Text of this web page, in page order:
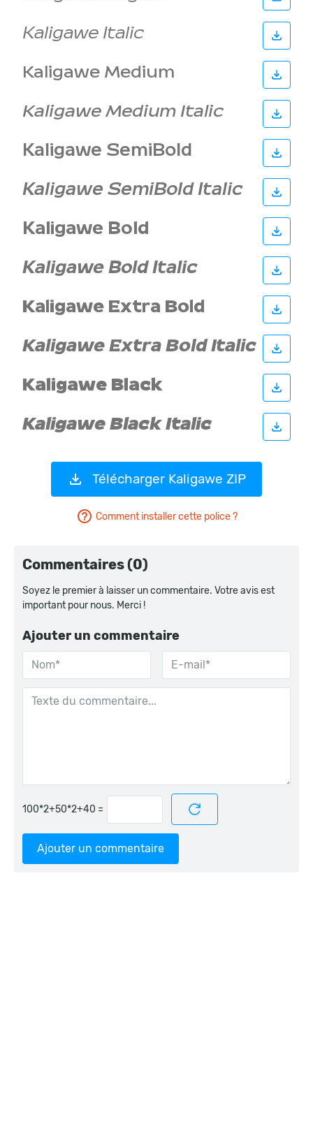
Télécharger Kaligawe ZIP
Comment installer cette police ?
Commentaires (0)
Soyez le premier à laisser un commentaire. Votre avis est
important pour nous. Merci !
Ajouter un commentaire
=
Ajouter un commentaire